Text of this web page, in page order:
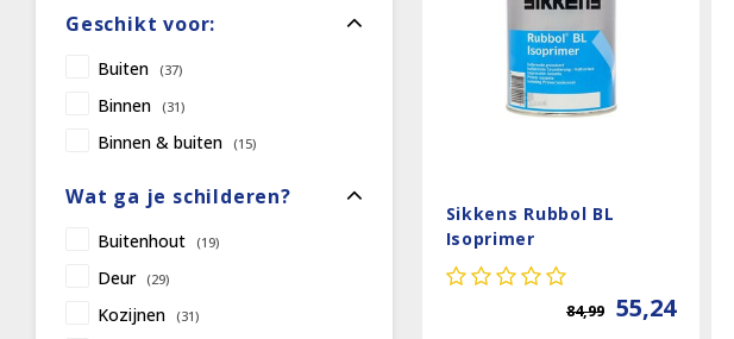
Geschikt voor:
Buiten (37)
Binnen (31)
Binnen & buiten (15)
Wat ga je schilderen?
Buitenhout (19)
Deur (29)
Kozijnen (31)
Sikkens Rubbol BL
Isoprimer
84,99 55,24